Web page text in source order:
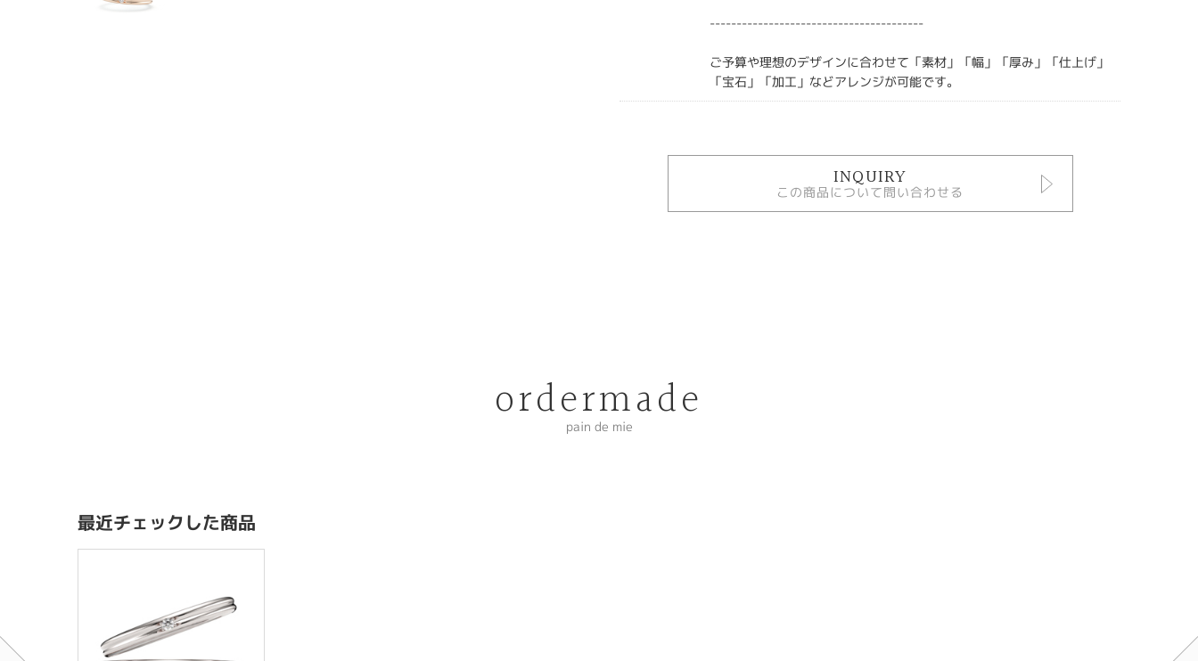
----------------------------------------
ご予算や理想のデザインに合わせて「素材」「幅」「厚み」「仕上げ」
「宝石」「加工」などアレンジが可能です。
INQUIRY
この商品について問い合わせる
ordermade
pain de mie
最近チェックした商品